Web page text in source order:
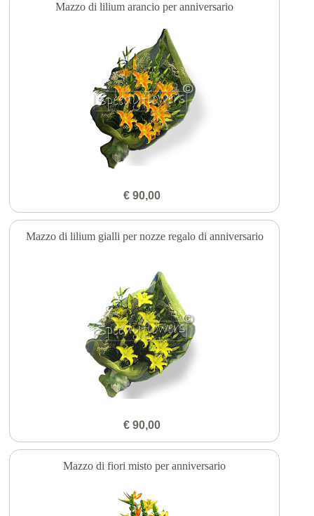
Mazzo di lilium arancio per anniversario
€ 90,00
Mazzo di lilium gialli per nozze regalo di anniversario
€ 90,00
Mazzo di fiori misto per anniversario